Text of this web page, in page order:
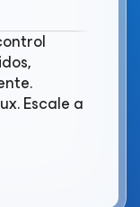
Escale a